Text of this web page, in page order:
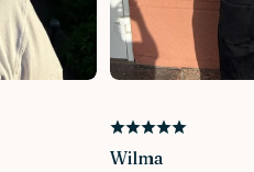
Wilma